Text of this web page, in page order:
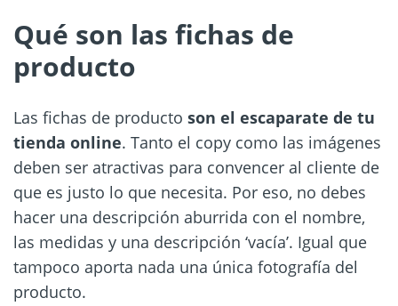
Qué son las fichas de
producto
Las fichas de producto son el escaparate de tu
tienda online. Tanto el copy como las imágenes
deben ser atractivas para convencer al cliente de
que es justo lo que necesita. Por eso, no debes
hacer una descripción aburrida con el nombre,
las medidas y una descripción ‘vacía’. Igual que
tampoco aporta nada una única fotografía del
producto.